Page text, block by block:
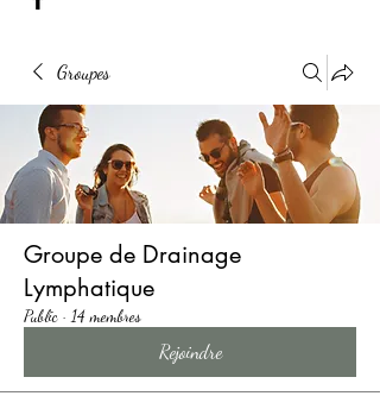
Groupes
Groupe de Drainage
Lymphatique
Public · 14 membres
Rejoindre